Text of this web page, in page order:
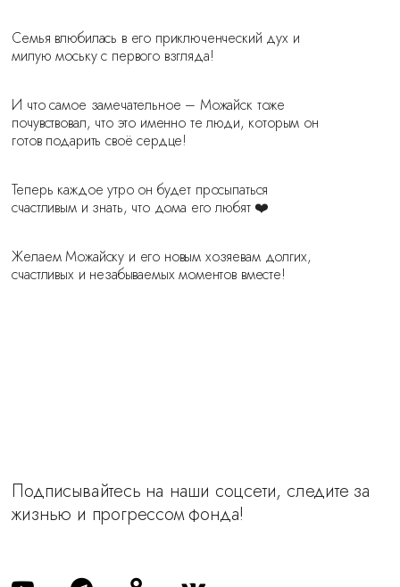
Семья влюбилась в его приключенческий дух и
милую моську с первого взгляда!
И что самое замечательное – Можайск тоже
почувствовал, что это именно те люди, которым он
готов подарить своё сердце!
Теперь каждое утро он будет просыпаться
счастливым и знать, что дома его любят ❤️
Желаем Можайску и его новым хозяевам долгих,
счастливых и незабываемых моментов вместе!
Подписывайтесь на наши соцсети, следите за
жизнью и прогрессом фонда!